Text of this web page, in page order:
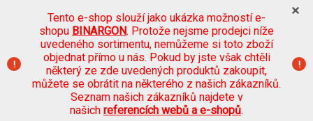
Tento e-shop slouží jako ukázka možností e-
shopu BINARGON. Protože nejsme prodejci níže
uvedeného sortimentu, nemůžeme si toto zboží
objednat přímo u nás. Pokud by jste však chtěli
některý ze zde uvedených produktů zakoupit,
můžete se obrátit na některého z našich zákazníků.
Seznam našich zákazníků najdete v
našich referencích webů a e-shopů.